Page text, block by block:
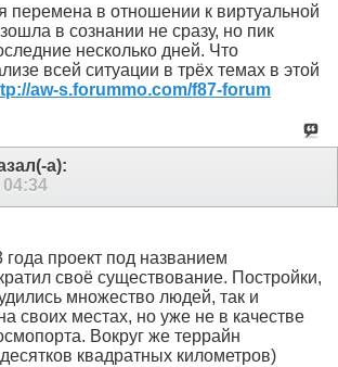
перемена в отношении к виртуальной
в сознании не сразу, но пик
несколько дней. Что
всей ситуации в трёх темах в этой
aw-s.forummo.com/f87-forum
а):
04:34
проект под названием
своё существование. Постройки,
множество людей, так и
своих местах, но уже не в качестве
Вокруг же террайн
квадратных километров)